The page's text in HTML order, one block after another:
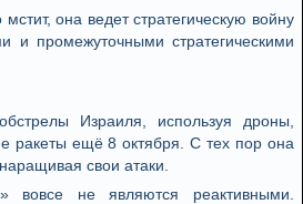
она ведет стратегическую войну
и промежуточными стратегическими
Израиля, используя дроны,
ракеты ещё 8 октября. С тех пор она
свои атаки.
вовсе не являются реактивными.